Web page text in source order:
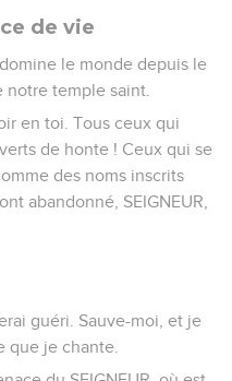
de vie
le monde depuis le
notre temple saint.
en toi. Tous ceux qui
de honte ! Ceux qui se
des noms inscrits
abandonné, SEIGNEUR,
guéri. Sauve-moi, et je
que je chante.